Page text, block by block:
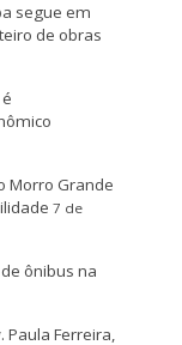
segue em
de obras
Morro Grande
7 de
ônibus na
Paula Ferreira,